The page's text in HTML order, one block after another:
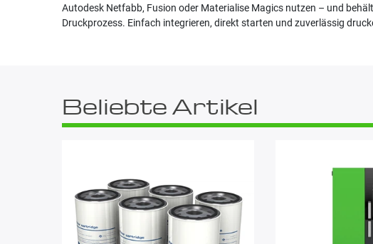
Autodesk Netfabb, Fusion oder Materialise Magics nutzen – und
Druckprozess. Einfach integrieren, direkt starten und zuverlässig
Beliebte Artikel